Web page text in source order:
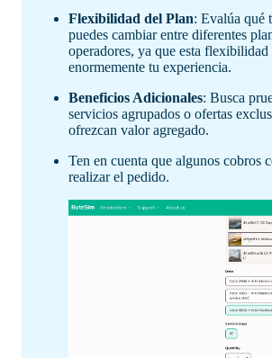
Flexibilidad del Plan: Evalúa qué
puedes cambiar entre diferentes
operadores, ya que esta
enormemente tu experiencia.
Beneficios Adicionales: Busca
servicios agrupados o ofertas
ofrezcan valor agregado.
Ten en cuenta que algunos cobros
realizar el pedido.